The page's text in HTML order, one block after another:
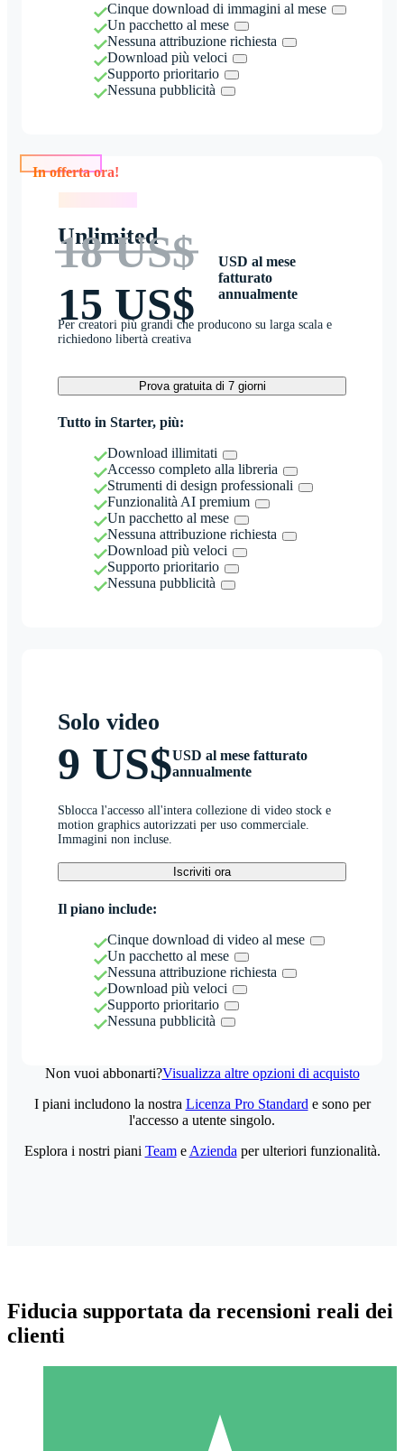
Cinque download di immagini al mese
Un pacchetto al mese
Nessuna attribuzione richiesta
Download più veloci
Supporto prioritario
Nessuna pubblicità
Unlimited
18 US$
15 US$
USD al mese
fatturato
annualmente
Per creatori più grandi che producono su larga scala e
richiedono libertà creativa
Prova gratuita di 7 giorni
Tutto in Starter, più:
Download illimitati
Accesso completo alla libreria
Strumenti di design professionali
Funzionalità AI premium
Un pacchetto al mese
Nessuna attribuzione richiesta
Download più veloci
Supporto prioritario
Nessuna pubblicità
Solo video
9 US$USD al mese fatturato
annualmente
Sblocca l'accesso all'intera collezione di video stock e
motion graphics autorizzati per uso commerciale.
Immagini non incluse.
Iscriviti ora
Il piano include:
Cinque download di video al mese
Un pacchetto al mese
Nessuna attribuzione richiesta
Download più veloci
Supporto prioritario
Nessuna pubblicità
Non vuoi abbonarti?Visualizza altre opzioni di acquisto
I piani includono la nostra Licenza Pro Standard e sono per
l'accesso a utente singolo.
Esplora i nostri piani Teame Azienda per ulteriori funzionalità.
Fiducia supportata da recensioni reali dei
clienti